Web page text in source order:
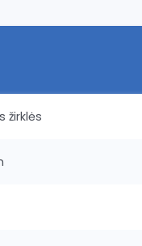
žirklės